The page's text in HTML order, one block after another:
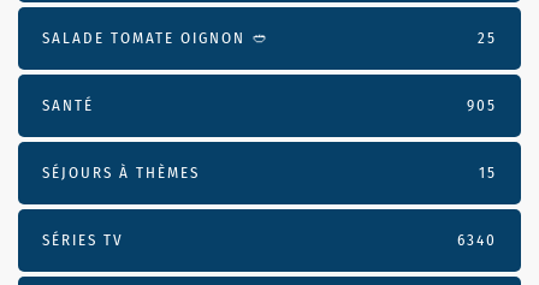
SALADE TOMATE OIGNON 🥙 25
SANTÉ 905
SÉJOURS À THÈMES 15
SÉRIES TV 6340